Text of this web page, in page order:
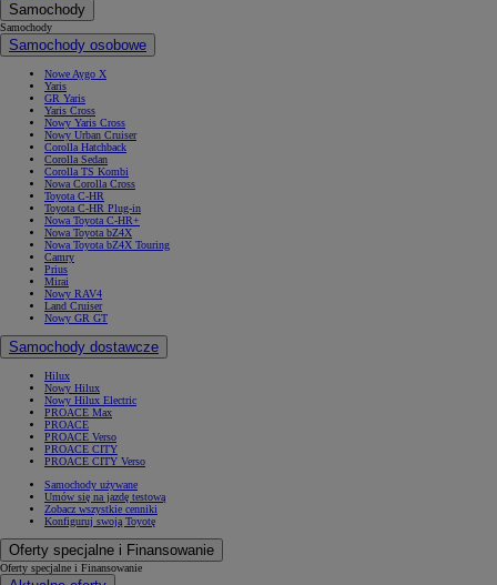
Samochody
Samochody
Samochody osobowe
Nowe Aygo X
Yaris
GR Yaris
Yaris Cross
Nowy Yaris Cross
Nowy Urban Cruiser
Corolla Hatchback
Corolla Sedan
Corolla TS Kombi
Nowa Corolla Cross
Toyota C-HR
Toyota C-HR Plug-in
Nowa Toyota C-HR+
Nowa Toyota bZ4X
Nowa Toyota bZ4X Touring
Camry
Prius
Mirai
Nowy RAV4
Land Cruiser
Nowy GR GT
Samochody dostawcze
Hilux
Nowy Hilux
Nowy Hilux Electric
PROACE Max
PROACE
PROACE Verso
PROACE CITY
PROACE CITY Verso
Samochody używane
Umów się na jazdę testową
Zobacz wszystkie cenniki
Konfiguruj swoją Toyotę
Oferty specjalne i Finansowanie
Oferty specjalne i Finansowanie